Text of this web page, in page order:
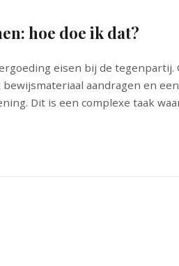
hoe doe ik dat?
eisen bij de tegenpartij.
aandragen en een
Dit is een complexe taak